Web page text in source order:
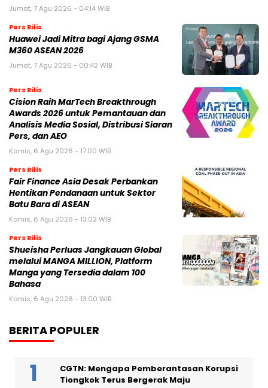
Jumat, 7 Agu 2026 - 04:14 WIB
Pers Rilis
Huawei Jadi Mitra bagi Ajang GSMA
M360 ASEAN 2026
Jumat, 7 Agu 2026 - 00:42 WIB
Pers Rilis
Cision Raih MarTech Breakthrough
Awards 2026 untuk Pemantauan dan
Analisis Media Sosial, Distribusi Siaran
Pers, dan AEO
Kamis, 6 Agu 2026 - 17:00 WIB
Pers Rilis
Fair Finance Asia Desak Perbankan
Hentikan Pendanaan untuk Sektor
Batu Bara di ASEAN
Kamis, 6 Agu 2026 - 13:02 WIB
Pers Rilis
Shueisha Perluas Jangkauan Global
melalui MANGA MILLION, Platform
Manga yang Tersedia dalam 100
Bahasa
Kamis, 6 Agu 2026 - 13:00 WIB
BERITA POPULER
CGTN: Mengapa Pemberantasan Korupsi
Tiongkok Terus Bergerak Maju